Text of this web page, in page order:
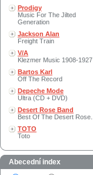
Prodigy
Music For The Jilted
Generation
Jackson Alan
Freight Train
V/A
Klezmer Music 1908-1927
Bartos Karl
Off The Record
Depeche Mode
Ultra (CD + DVD)
Desert Rose Band
Best Of The Desert Rose..
TOTO
Toto
Abecední index